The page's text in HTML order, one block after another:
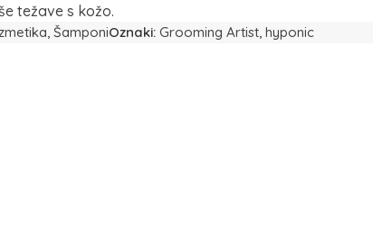
težave s kožo.
, ŠamponiOznaki: Grooming Artist, hyponic